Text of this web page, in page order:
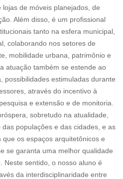
de móveis planejados, de
Além disso, é um profissional
tanto na esfera municipal,
colaborando nos setores de
mobilidade urbana, patrimônio e
atuação também se estende ao
possibilidades estimuladas durante
através do incentivo à
e extensão e de monitoria.
sobretudo na atualidade,
populações e das cidades, e as
os espaços arquitetônicos e
se garanta uma melhor qualidade
Neste sentido, o nosso aluno é
da interdisciplinaridade entre